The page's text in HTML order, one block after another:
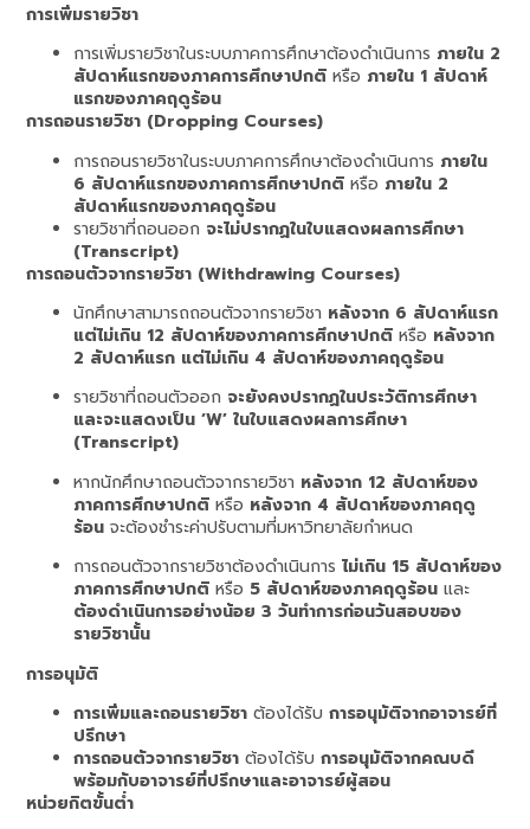
การเพิ่มรายวิชา
การเพิ่มรายวิชาในระบบภาคการศึกษาต้องดำเนินการ ภายใน 2
สัปดาห์แรกของภาคการศึกษาปกติ หรือ ภายใน 1 สัปดาห์
แรกของภาคฤดูร้อน
การถอนรายวิชา (Dropping Courses)
การถอนรายวิชาในระบบภาคการศึกษาต้องดำเนินการ ภายใน
6 สัปดาห์แรกของภาคการศึกษาปกติ หรือ ภายใน 2
สัปดาห์แรกของภาคฤดูร้อน
รายวิชาที่ถอนออก จะไม่ปรากฏในใบแสดงผลการศึกษา
(Transcript)
การถอนตัวจากรายวิชา (Withdrawing Courses)
นักศึกษาสามารถถอนตัวจากรายวิชา หลังจาก 6 สัปดาห์แรก
แต่ไม่เกิน 12 สัปดาห์ของภาคการศึกษาปกติ หรือ หลังจาก
2 สัปดาห์แรก แต่ไม่เกิน 4 สัปดาห์ของภาคฤดูร้อน
รายวิชาที่ถอนตัวออก จะยังคงปรากฏในประวัติการศึกษา
และจะแสดงเป็น ‘W’ ในใบแสดงผลการศึกษา
(Transcript)
หากนักศึกษาถอนตัวจากรายวิชา หลังจาก 12 สัปดาห์ของ
ภาคการศึกษาปกติ หรือ หลังจาก 4 สัปดาห์ของภาคฤดู
ร้อน จะต้องชำระค่าปรับตามที่มหาวิทยาลัยกำหนด
การถอนตัวจากรายวิชาต้องดำเนินการไม่เกิน 15 สัปดาห์ของ
ภาคการศึกษาปกติ หรือ 5 สัปดาห์ของภาคฤดูร้อน และ
ต้องดำเนินการอย่างน้อย 3 วันทำการก่อนวันสอบของ
รายวิชานั้น
การอนุมัติ
การเพิ่มและถอนรายวิชา ต้องได้รับการอนุมัติจากอาจารย์ที่
ปรึกษา
การถอนตัวจากรายวิชา ต้องได้รับการอนุมัติจากคณบดี
พร้อมกับอาจารย์ที่ปรึกษาและอาจารย์ผู้สอน
หน่วยกิตขั้นต่ำ